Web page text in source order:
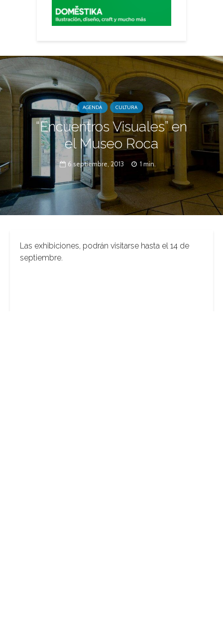
AGENDA CULTURA
“Encuentros Visuales” en
el Museo Roca
6 septiembre, 2013 1 min.
Las exhibiciones, podrán visitarse hasta el 14 de
septiembre.